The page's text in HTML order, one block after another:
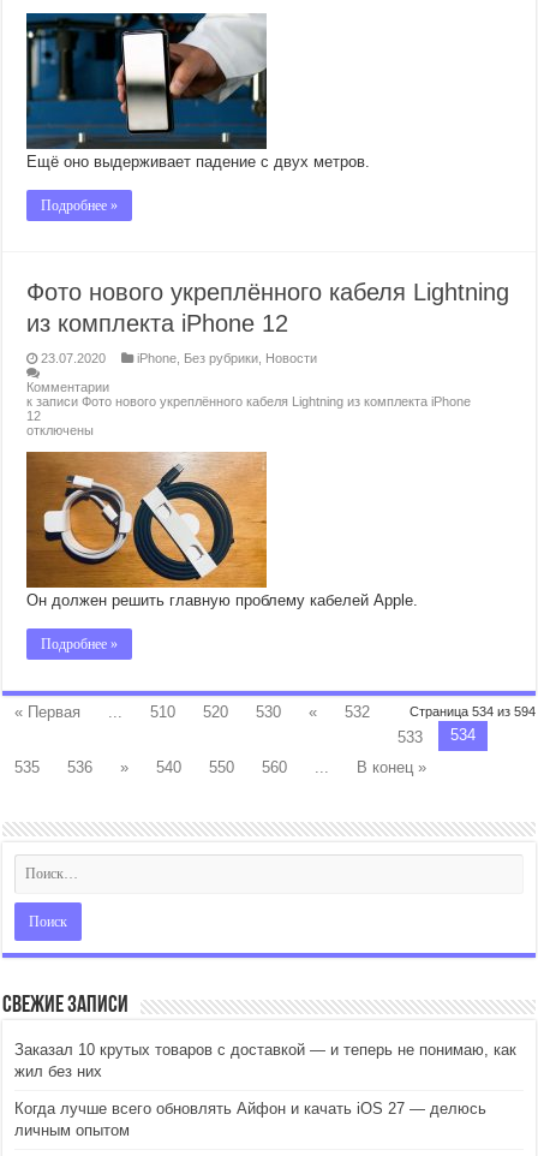
Ещё оно выдерживает падение с двух метров.
Подробнее »
Фото нового укреплённого кабеля Lightning
из комплекта iPhone 12
23.07.2020 iPhone Без рубрики Новости
Комментарии
к записи Фото нового укреплённого кабеля Lightning из комплекта iPhone
12
отключены
Он должен решить главную проблему кабелей Apple.
Подробнее »
Страница 534 из 594
« Первая ... 510 520 530 «
532
533
534
535
536 » 540 550 560 ... В конец »
Свежие записи
Заказал 10 крутых товаров с доставкой — и теперь не понимаю, как
жил без них
Когда лучше всего обновлять Айфон и качать iOS 27 — делюсь
личным опытом